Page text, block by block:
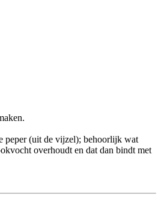
peper (uit de vijzel); behoorlijk wat
overhoudt en dat dan bindt met